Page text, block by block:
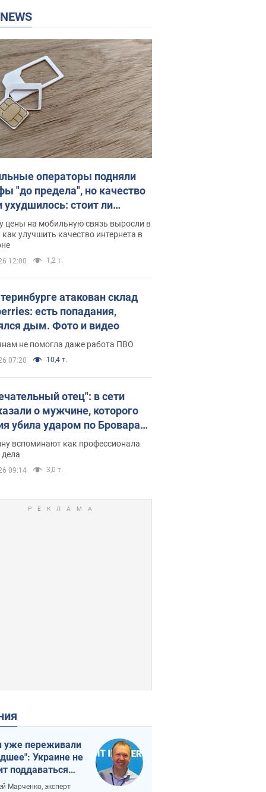
NEWS
операторы подняли
"до предела", но качество
ухудшилось: стоит ли
на цены
цены на мобильную связь выросли в
улучшить качество интернета в
12:00 1,2 т.
атакован склад
есть попадания,
дым. Фото и видео
не помогла даже работа ПВО
07:20 10,4 т.
отец": в сети
о мужчине, которого
убила ударом по Броварам.
вспоминают как профессионала
дела
09:14 3,0 т.
переживали
Украине не
поддаваться
из-за
Марченко, эксперт